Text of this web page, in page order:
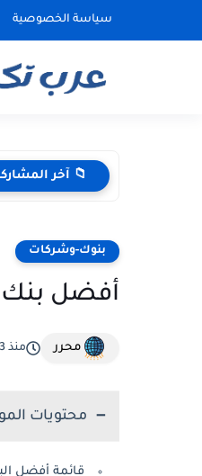
سياسة الخصوصية
📁 آخر
بنوك-وشركات
أفضل بنك
محرر منذ 3 سنة
محتويات
قائمة أفضل